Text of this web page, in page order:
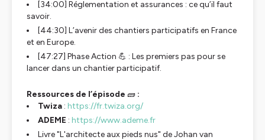
[34:00] Réglementation et assurances : ce qu’il faut
savoir.
[44:30] L’avenir des chantiers participatifs en France
et en Europe.
[47:27] Phase Action 💪 : Les premiers pas pour se
lancer dans un chantier participatif.
Ressources de l’épisode 🧱 :
Twiza : https://fr.twiza.org/
ADEME : https://www.ademe.fr
Livre "L'architecte aux pieds nus" de Johan van